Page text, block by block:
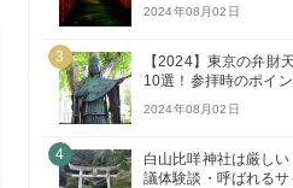
2024年08月02日
3
【2024】東京の弁財
10選！参拝時のポイ
2024年08月02日
4
白山比咩神社は厳し
議体験談・呼ばれる